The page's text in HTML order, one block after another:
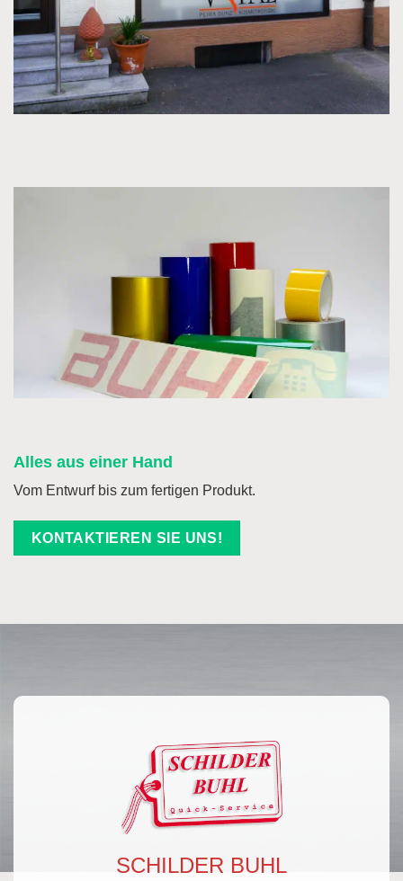
Alles aus einer Hand
Vom Entwurf bis zum fertigen Produkt.
KONTAKTIEREN SIE UNS!
SCHILDER BUHL